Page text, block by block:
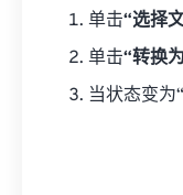
单击“选择
单击“转换
当状态变为